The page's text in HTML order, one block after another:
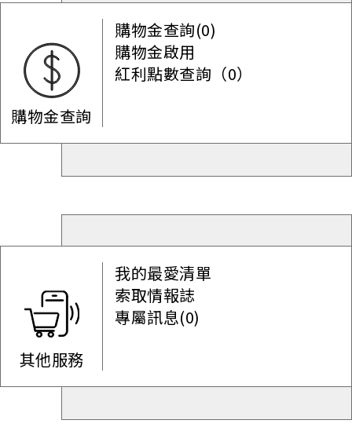
購物金查詢
購物金查詢(0)
購物金啟用
紅利點數查詢（0）
其他服務
我的最愛清單
索取情報誌
專屬訊息(0)